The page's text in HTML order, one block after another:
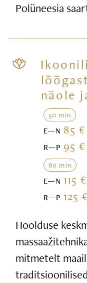
Polüneesia
näole
50 min
E—N 85 €
R—P 95 €
80 min
E—N115 €
R—P125 €
Hoolduse
mitmetelt